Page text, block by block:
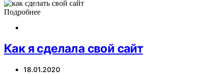
Подробнее
Как я сделала свой сайт
18.01.2020